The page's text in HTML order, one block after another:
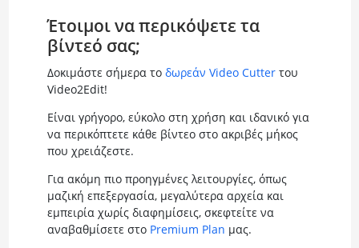
Έτοιμοι να περικόψετε τα
βίντεό σας;
Δοκιμάστε σήμερα το δωρεάν Video Cutterτου
Video2Edit!
Είναι γρήγορο, εύκολο στη χρήση και ιδανικό για
να περικόπτετε κάθε βίντεο στο ακριβές μήκος
που χρειάζεστε.
Για ακόμη πιο προηγμένες λειτουργίες, όπως
μαζική επεξεργασία, μεγαλύτερα αρχεία και
εμπειρία χωρίς διαφημίσεις, σκεφτείτε να
αναβαθμίσετε στο Premium Plan μας.